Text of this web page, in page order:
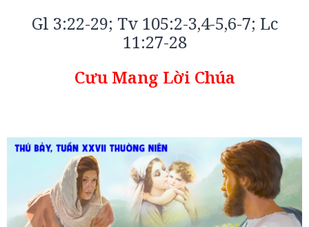
Gl 3:22-29; Tv 105:2-3,4-5,6-7; Lc
11:27-28
Cưu Mang Lời Chúa